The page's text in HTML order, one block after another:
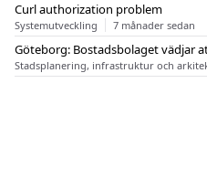
Curl authorization problem
Systemutveckling 7 månader sedan
Stadsplanering, infrastruktur och